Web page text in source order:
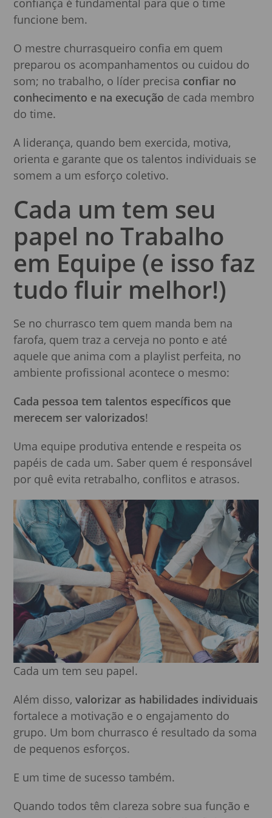
funcione bem.
O mestre churrasqueiro confia em quem
preparou os acompanhamentos ou cuidou do
som; no trabalho, o líder precisa confiar no
conhecimento e na execução de cada membro
do time.
A liderança, quando bem exercida, motiva,
orienta e garante que os talentos individuais se
somem a um esforço coletivo.
Cada um tem seu
papel no Trabalho
em Equipe (e isso faz
tudo fluir melhor!)
Se no churrasco tem quem manda bem na
farofa, quem traz a cerveja no ponto e até
aquele que anima com a playlist perfeita, no
ambiente profissional acontece o mesmo:
Cada pessoa tem talentos específicos que
merecem ser valorizados!
Uma equipe produtiva entende e respeita os
papéis de cada um. Saber quem é responsável
por quê evita retrabalho, conflitos e atrasos.
Cada um tem seu papel.
Além disso,valorizar as habilidades individuais
fortalece a motivação e o engajamento do
grupo. Um bom churrasco é resultado da soma
de pequenos esforços.
E um time de sucesso também.
Quando todos têm clareza sobre sua função e